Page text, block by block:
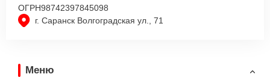
г. Саранск Волгоградская ул., 71
ОГРН98742397845098
Меню